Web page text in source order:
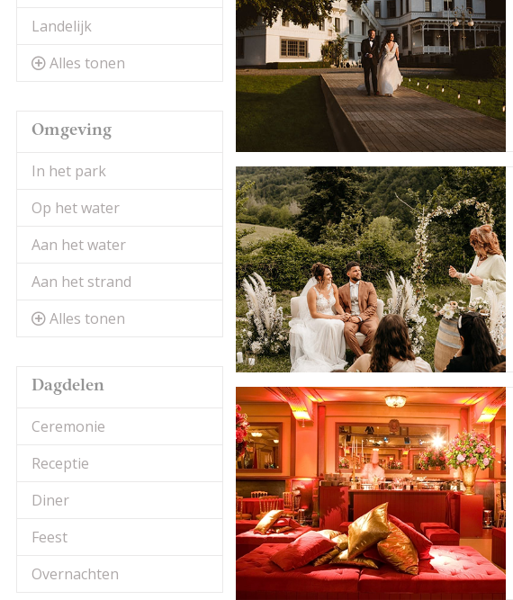
Landelijk
Alles tonen
Omgeving
In het park
Op het water
Aan het water
Aan het strand
Alles tonen
Dagdelen
Ceremonie
Receptie
Diner
Feest
Overnachten